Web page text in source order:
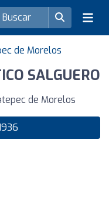
de Morelos
SALGUERO
de Morelos